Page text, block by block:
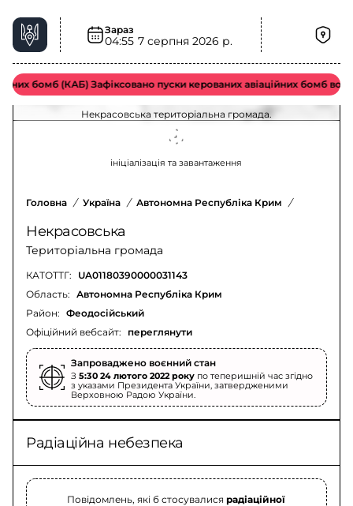
Зараз
04:55 7 серпня 2026 р.
бомб (КАБ) Зафіксовано пуски керованих авіаційних бомб
Радіаційна небезпека у Некрасовська
територіальна громада – актуальна ситуація
Оновлення щодо радіаційної небезпеки у
Некрасовська територіальна громада.
ініціалізація та завантаження
Головна / Україна / Автономна Республіка Крим /
Некрасовська
Територіальна громада
КАТОТТГ: UA01180390000031143
Офіційний вебсайт: переглянути
Область: Автономна Республіка Крим
Район: Феодосійський
Запроваджено воєнний стан
З 5:30 24 лютого 2022 року по теперишній час згідно
з указами Президента України, затвердженими
Верховною Радою України.
Радіаційна небезпека
Повідомлень, які б стосувалисярадіаційної